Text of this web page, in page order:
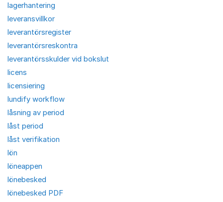
lagerhantering
leveransvillkor
leverantörsregister
leverantörsreskontra
leverantörsskulder vid bokslut
licens
licensiering
lundify workflow
låsning av period
låst period
låst verifikation
lön
löneappen
lönebesked
lönebesked PDF